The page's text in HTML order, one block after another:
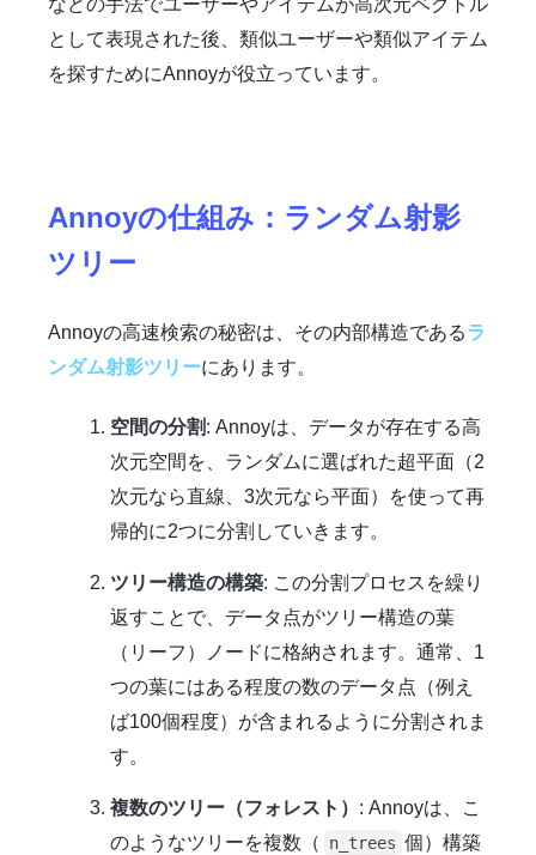
などの手法でユーザーやアイテムが高次元ベクトル
として表現された後、類似ユーザーや類似アイテム
を探すためにAnnoyが役立っています。
Annoyの仕組み：ランダム射影
ツリー
Annoyの高速検索の秘密は、その内部構造であるラ
ンダム射影ツリーにあります。
空間の分割: Annoyは、データが存在する高
次元空間を、ランダムに選ばれた超平面（2
次元なら直線、3次元なら平面）を使って再
帰的に2つに分割していきます。
ツリー構造の構築: この分割プロセスを繰り
返すことで、データ点がツリー構造の葉
（リーフ）ノードに格納されます。通常、1
つの葉にはある程度の数のデータ点（例え
ば100個程度）が含まれるように分割されま
す。
複数のツリー（フォレスト） : Annoyは、こ
のようなツリーを複数（
n_trees 個）構築